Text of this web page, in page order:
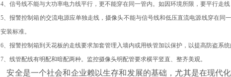
4、信号线不能与大功率电力线平行，更不能穿在同一管内。如因环境所限，要平行走线
5、报警控制箱的交流电源应单独走线，摄像头不能与信号线和低压直流电源线穿在同
安装标准。
6、报警控制箱到天花板的走线要求加套管理入墙内或用铁管加以保护，以提高防盗系统
7、线管配线有明配和暗配两种。监控摄像头明配管要求横平竖直、整齐美观。
安全是一个社会和企业赖以生存和发展的基础，尤其是在现代